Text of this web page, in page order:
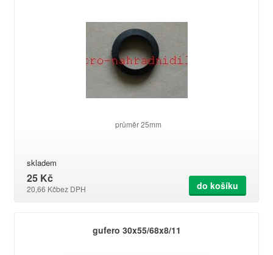
průměr 25mm
skladem
25 Kč
20,66 Kčbez DPH do košíku
gufero 30x55/68x8/11